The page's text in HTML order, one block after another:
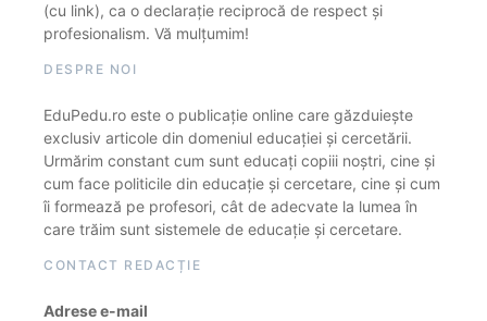
(cu link), ca o declarație reciprocă de respect și
profesionalism. Vă mulțumim!
DESPRE NOI
EduPedu.ro este o publicație online care găzduiește
exclusiv articole din domeniul educației și cercetării.
Urmărim constant cum sunt educați copiii noștri, cine și
cum face politicile din educație și cercetare, cine și cum
îi formează pe profesori, cât de adecvate la lumea în
care trăim sunt sistemele de educație și cercetare.
CONTACT REDACȚIE
Adrese e-mail